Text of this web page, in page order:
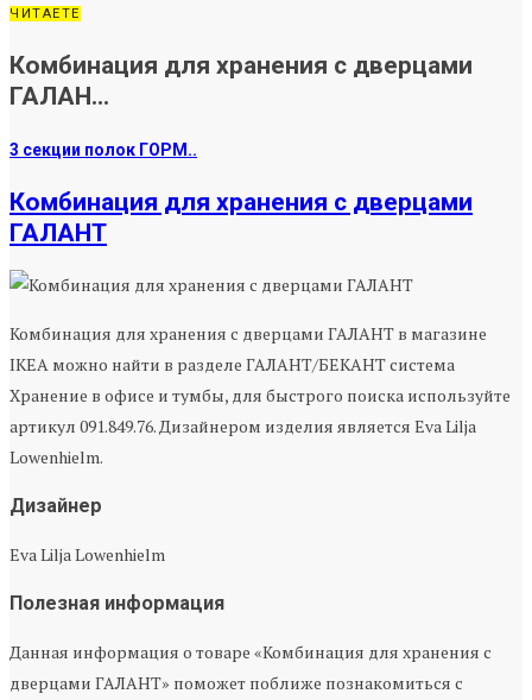
ЧИТАЕТЕ
Комбинация для хранения с дверцами
ГАЛАН...
3 секции полок ГОРМ..
Комбинация для хранения с дверцами
ГАЛАНТ
Комбинация для хранения с дверцами ГАЛАНТ в магазине
IKEA можно найти в разделе ГАЛАНТ/БЕКАНТ система
Хранение в офисе и тумбы, для быстрого поиска используйте
артикул 091.849.76. Дизайнером изделия является Eva Lilja
Lowenhielm.
Дизайнер
Eva Lilja Lowenhielm
Полезная информация
Данная информация о товаре «Комбинация для хранения с
дверцами ГАЛАНТ» поможет поближе познакомиться с